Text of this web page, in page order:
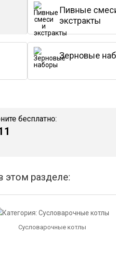
Пивные
экстракты
Зерновые
бесплатно:
этом разделе:
Сусловарочные котлы